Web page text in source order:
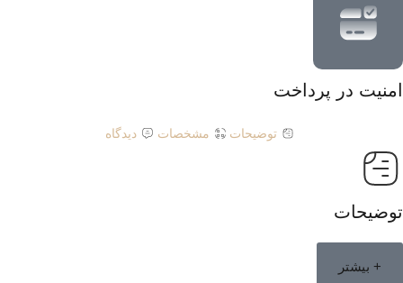
امنیت در پرداخت
توضیحات مشخصات دیدگاه
توضیحات
+ بیشتر